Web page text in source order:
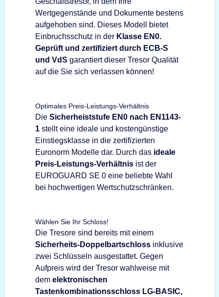
Wertgegenstände und Dokumente bestens
aufgehoben sind. Dieses Modell bietet
Einbruchsschutz in der Klasse EN0.
Geprüft und zertifiziert durch ECB-S
und VdS garantiert dieser Tresor Qualität
auf die Sie sich verlassen können!
Optimales Preis-Leistungs-Verhältnis
Die Sicherheiststufe EN0 nach EN1143-
1 stellt eine ideale und kostengünstige
Einstiegsklasse in die zertifizierten
Euronorm Modelle dar. Durch das ideale
Preis-Leistungs-Verhältnis ist der
EUROGUARD SE 0 eine beliebte Wahl
bei hochwertigen Wertschutzschränken.
Wählen Sie Ihr Schloss!
Die Tresore sind bereits mit einem
Sicherheits-Doppelbartschloss inklusive
zwei Schlüsseln ausgestattet. Gegen
Aufpreis wird der Tresor wahlweise mit
dem elektronischen
Tastenkombinationsschloss LG-BASIC,